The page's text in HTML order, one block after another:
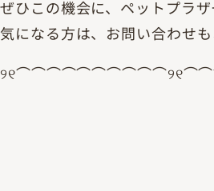
ぜひこの機会に、ペットプラ
気になる方は、お問い合わせ